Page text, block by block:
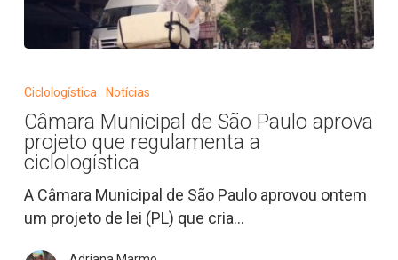
São
Paulo
aprova
projeto
que
Ciclologística Notícias
Câmara Municipal de São Paulo aprova
projeto que regulamenta a
ciclologística
A Câmara Municipal de São Paulo aprovou ontem ​
um projeto de lei (PL) que cria…